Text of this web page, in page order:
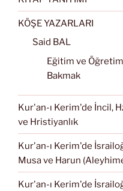
KÖŞE YAZARLARI
Said BAL
Eğitim ve
Bakmak
Kur'an-ı Kerim'de İncil,
ve Hristiyanlık
Kur'an-ı Kerim'de
Musa ve Harun
Kur'an-ı Kerim'de